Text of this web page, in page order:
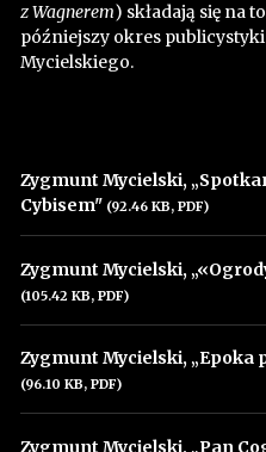
z Wagnerem) składają się na
późniejszy okres
Mycielskiego.
Zygmunt Mycielski,
Cybisem" (92.46 KB, PDF)
Zygmunt Mycielski,
(105.42 KB, PDF)
Zygmunt Mycielski, „Epoka
(96.10 KB, PDF)
Zygmunt Mycielski, „Pan